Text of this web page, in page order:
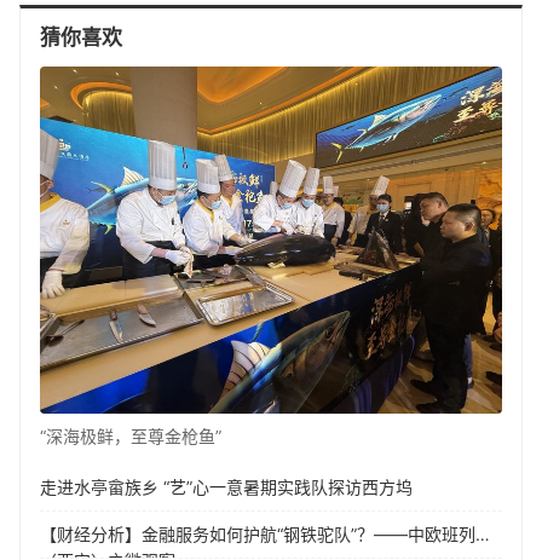
猜你喜欢
“深海极鲜，至尊金枪鱼”
走进水亭畲族乡 “艺”心一意暑期实践队探访西方坞
【财经分析】金融服务如何护航“钢铁驼队”？——中欧班列